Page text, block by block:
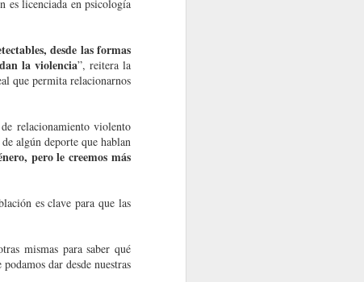
es licenciada en psicología
desde las formas
la violencia”, reitera la
que permita relacionarnos
relacionamiento violento
algún deporte que hablan
pero le creemos más
es clave para que las
as mismas para saber qué
dar desde nuestras